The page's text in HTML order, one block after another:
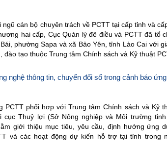
cán bộ chuyên trách về PCTT tại cấp tỉnh và
hai cấp, Cục Quản lý đê điều và PCTT đã tổ
phường Sapa và xã Bảo Yên, tỉnh Lào Cai với
tạo thuộc Trung tâm Chính sách và Kỹ thuật
nghệ thông tin, chuyển đổi số trong cảnh báo ứng
PCTT phối hợp với Trung tâm Chính sách và Kỹ
cục Thuỷ lợi (Sở Nông nghiệp và Môi trường tỉnh
giới thiệu mục tiêu, yêu cầu, định hướng ứng
và các hoạt động dự kiến hỗ trợ tại tỉnh trong